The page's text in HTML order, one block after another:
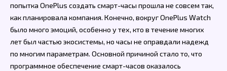
попытка OnePlus создать смарт-часы прошла не совсем так,
как планировала компания. Конечно, вокруг OnePlus Watch
было много эмоций, особенно у тех, кто в течение многих
лет был частью экосистемы, но часы не оправдали надежд
по многим параметрам. Основной причиной стало то, что
программное обеспечение смарт-часов оказалось